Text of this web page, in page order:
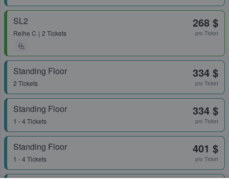
SL2
Reihe C 2 Tickets
268 $
pro Ticket
Standing Floor
2 Tickets
334 $
pro Ticket
Standing Floor
1 - 4 Tickets
334 $
pro Ticket
Standing Floor
1 - 4 Tickets
401 $
pro Ticket